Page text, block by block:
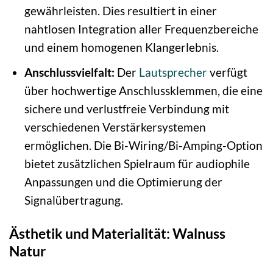
gewährleisten. Dies resultiert in einer
nahtlosen Integration aller Frequenzbereiche
und einem homogenen Klangerlebnis.
Anschlussvielfalt: Der Lautsprecherverfügt
über hochwertige Anschlussklemmen, die eine
sichere und verlustfreie Verbindung mit
verschiedenen Verstärkersystemen
ermöglichen. Die Bi-Wiring/Bi-Amping-Option
bietet zusätzlichen Spielraum für audiophile
Anpassungen und die Optimierung der
Signalübertragung.
Ästhetik und Materialität: Walnuss
Natur